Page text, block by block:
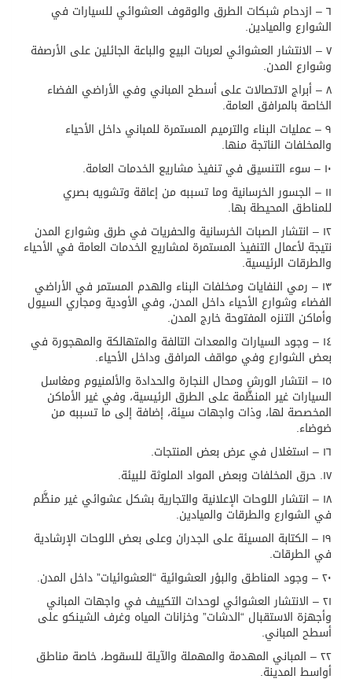
٦ – ازدحام شبكات الطرق والوقوف العشوائي للسيارات في
الشوارع والميادين.
٧ – الانتشار العشوائي لعربات البيع والباعة الجائلين على الأرصفة
وشوارع المدن.
٨ – أبراج الاتصالات على أسطح المباني وفي الأراضي الفضاء
الخاصة بالمرافق العامة.
٩ – عمليات البناء والترميم المستمرة للمباني داخل الأحياء
والمخلفات الناتجة منها.
١٠ – سوء التنسيق في تنفيذ مشاريع الخدمات العامة.
١١ – الجسور الخرسانية وما تسببه من إعاقة وتشويه بصري
للمناطق المحيطة بها.
١٢ – انتشار الصبات الخرسانية والحفريات في طرق وشوارع المدن
نتيجة لأعمال التنفيذ المستمرة لمشاريع الخدمات العامة في الأحياء
والطرقات الرئيسية.
١٣ – رمي النفايات ومخلفات البناء والهدم المستمر في الأراضي
الفضاء وشوارع الأحياء داخل المدن، وفي الأودية ومجاري السيول
وأماكن التنزه المفتوحة خارج المدن.
١٤ – وجود السيارات والمعدات التالفة والمتهالكة والمهجورة في
بعض الشوارع وفي مواقف المرافق وداخل الأحياء.
١٥ – انتشار الورش ومحال النجارة والحدادة والألمنيوم ومغاسل
السيارات غير المنظَّمة على الطرق الرئيسية، وفي غير الأماكن
المخصصة لها، وذات واجهات سيئة، إضافة إلى ما تسببه من
ضوضاء.
١٦ – استغلال في عرض بعض المنتجات.
١٧. حرق المخلفات وبعض المواد الملوثة للبيئة.
١٨ – انتشار اللوحات الإعلانية والتجارية بشكل عشوائي غير منظَّم
في الشوارع والطرقات والميادين.
١٩ – الكتابة المسيئة على الجدران وعلى بعض اللوحات الإرشادية
في الطرقات.
٢٠ – وجود المناطق والبؤر العشوائية “العشوائيات” داخل المدن.
٢١ – الانتشار العشوائي لوحدات التكييف في واجهات المباني
وأجهزة الاستقبال “الدشات” وخزانات المياه وغرف الشينكو على
أسطح المباني.
٢٢ – المباني المهدمة والمهملة والآيلة للسقوط، خاصة مناطق
أواسط المدينة.